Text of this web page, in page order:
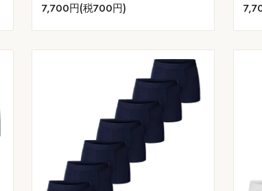
7,700円(税700円)